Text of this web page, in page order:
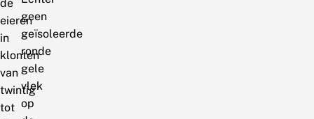
de
eieren
in
klonten
van
twintig
tot
geen
geïsoleerde
ronde
gele
vlek
op